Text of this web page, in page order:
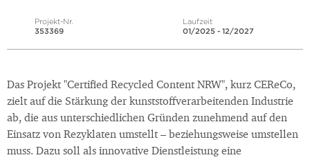
Projekt-Nr.
353369
Laufzeit
01/2025 - 12/2027
Das Projekt "Certified Recycled Content NRW", kurz CEReCo,
zielt auf die Stärkung der kunststoffverarbeitenden Industrie
ab, die aus unterschiedlichen Gründen zunehmend auf den
Einsatz von Rezyklaten umstellt – beziehungsweise umstellen
muss. Dazu soll als innovative Dienstleistung eine